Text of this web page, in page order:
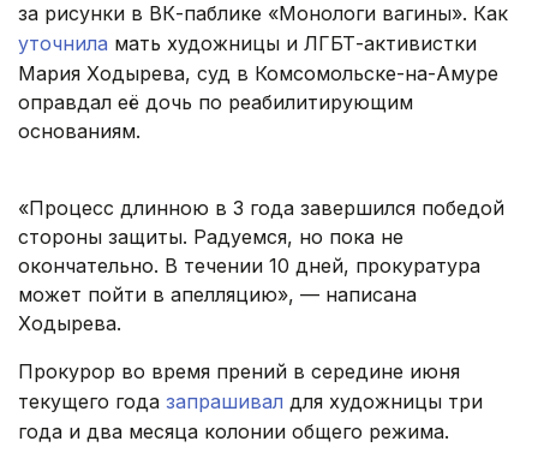
за рисунки в ВК-паблике «Монологи вагины». Как
уточнила мать художницы и ЛГБТ-активистки
Мария Ходырева, суд в Комсомольске-на-Амуре
оправдал её дочь по реабилитирующим
основаниям.
«Процесс длинною в 3 года завершился победой
стороны защиты. Радуемся, но пока не
окончательно. В течении 10 дней, прокуратура
может пойти в апелляцию», — написана
Ходырева.
Прокурор во время прений в середине июня
текущего года запрашивал для художницы три
года и два месяца колонии общего режима.